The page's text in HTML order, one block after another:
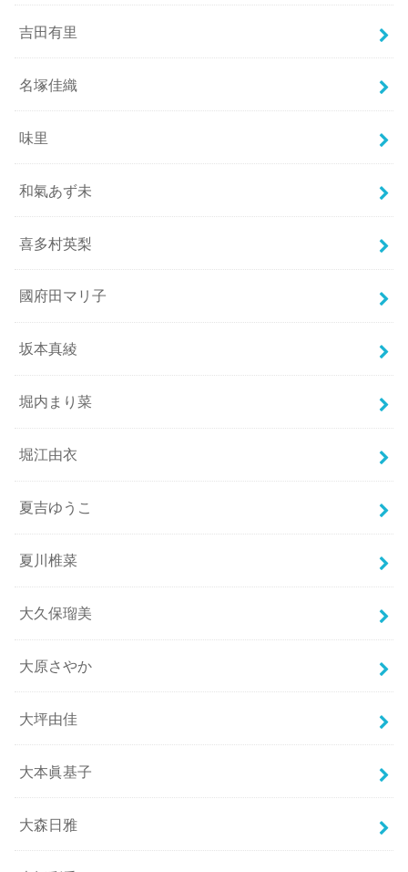
吉田有里
名塚佳織
味里
和氣あず未
喜多村英梨
國府田マリ子
坂本真綾
堀内まり菜
堀江由衣
夏吉ゆうこ
夏川椎菜
大久保瑠美
大原さやか
大坪由佳
大本眞基子
大森日雅